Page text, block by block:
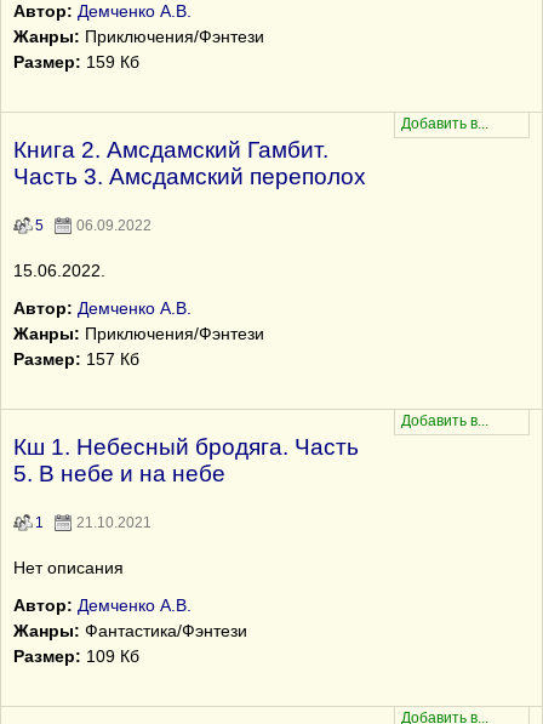
Автор: Демченко А.В.
Жанры: Приключения/Фэнтези
Размер: 159 Кб
Книга 2. Амсдамский Гамбит.
Часть 3. Амсдамский переполох
5 06.09.2022
15.06.2022.
Автор: Демченко А.В.
Жанры: Приключения/Фэнтези
Размер: 157 Кб
Кш 1. Небесный бродяга. Часть
5. В небе и на небе
1 21.10.2021
Нет описания
Автор: Демченко А.В.
Жанры: Фантастика/Фэнтези
Размер: 109 Кб